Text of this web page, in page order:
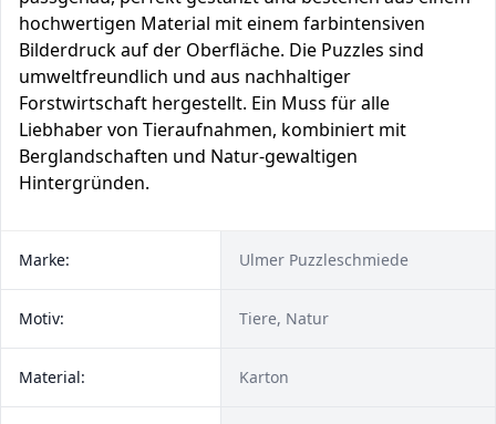
hochwertigen Material mit einem farbintensiven
Bilderdruck auf der Oberfläche. Die Puzzles sind
umweltfreundlich und aus nachhaltiger
Forstwirtschaft hergestellt. Ein Muss für alle
Liebhaber von Tieraufnahmen, kombiniert mit
Berglandschaften und Natur-gewaltigen
Hintergründen.
Marke: Ulmer Puzzleschmiede
Motiv: Tiere, Natur
Material: Karton